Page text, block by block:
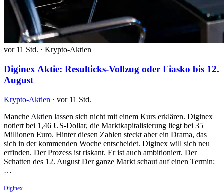
vor 11 Std. · Krypto-Aktien
Diginex Aktie: Resulticks-Vollzug oder Fiasko bis 12.
August
Krypto-Aktien · vor 11 Std.
Manche Aktien lassen sich nicht mit einem Kurs erklären. Diginex
notiert bei 1,46 US-Dollar, die Marktkapitalisierung liegt bei 35
Millionen Euro. Hinter diesen Zahlen steckt aber ein Drama, das
sich in der kommenden Woche entscheidet. Diginex will sich neu
erfinden. Der Prozess ist riskant. Er ist auch ambitioniert. Der
Schatten des 12. August Der ganze Markt schaut auf einen Termin:
…
Diginex